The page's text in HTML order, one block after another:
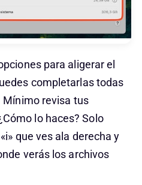
para aligerar el
completarlas todas
Mínimo revisa tus
lo haces? Solo
que ves ala derecha y
verás los archivos